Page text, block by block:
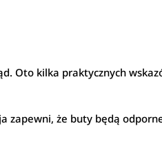
Oto kilka praktycznych
zapewni, że buty będą